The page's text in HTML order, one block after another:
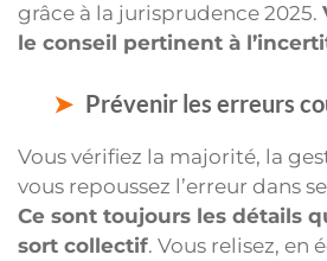
grâce à la jurisprudence 2025.
le conseil pertinent à
Prévenir les erreurs
Vous vérifiez la majorité, la
vous repoussez l’erreur dans
Ce sont toujours les détails
sort collectif. Vous relisez, en